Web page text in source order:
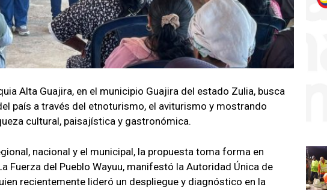
Alta Guajira, en el municipio Guajira del estado Zulia, busca
país a través del etnoturismo, el aviturismo y mostrando
cultural, paisajística y gastronómica.
nacional y el municipal, la propuesta toma forma en
Fuerza del Pueblo Wayuu, manifestó la Autoridad Única de
recientemente lideró un despliegue y diagnóstico en la